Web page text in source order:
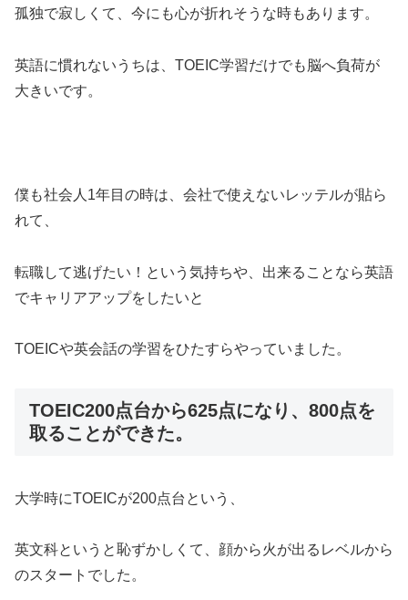
孤独で寂しくて、今にも心が折れそうな時もあります。
英語に慣れないうちは、TOEIC学習だけでも脳へ負荷が
大きいです。
僕も社会人1年目の時は、会社で使えないレッテルが貼ら
れて、
転職して逃げたい！という気持ちや、出来ることなら英語
でキャリアアップをしたいと
TOEICや英会話の学習をひたすらやっていました。
TOEIC200点台から625点になり、800点を
取ることができた。
大学時にTOEICが200点台という、
英文科というと恥ずかしくて、顔から火が出るレベルから
のスタートでした。